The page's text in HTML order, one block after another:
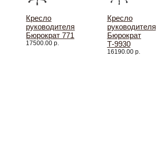
Кресло
руководителя
Бюрократ 771
17500.00 р.
Кресло
руководителя
Бюрократ
Т-9930
16190.00 р.